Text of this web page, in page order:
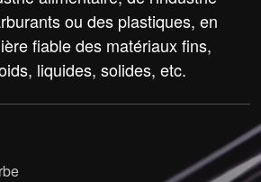
ou des plastiques, en
fiable des matériaux fins,
liquides, solides, etc.